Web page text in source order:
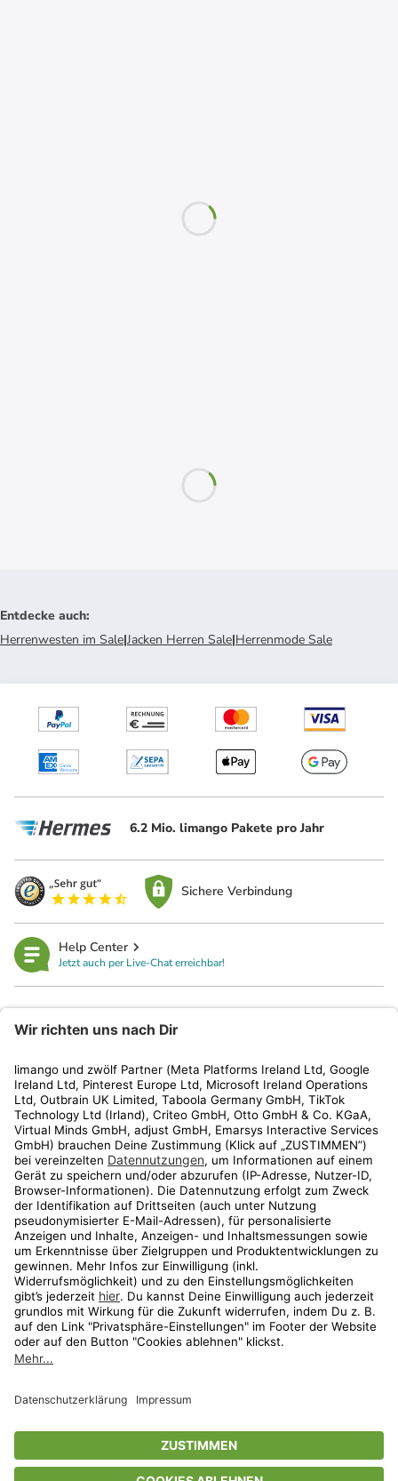
Entdecke auch:
Herrenwesten im Sale|Jacken Herren Sale|Herrenmode Sale
6.2 Mio. limango Pakete pro Jahr
Sichere Verbindung
Help Center
Jetzt auch per Live-Chat erreichbar!
Kundenservice
Shop
Aktionen
Travel
* Streichpreise entsprechen der unverbindlichen Preisempfehlung des
Herstellers. Prozentangaben beziehen sich auf den Streichpreis.